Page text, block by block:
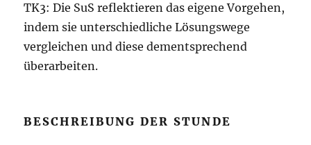
TK3: Die SuS reflektieren das eigene Vorgehen,
indem sie unterschiedliche Lösungswege
vergleichen und diese dementsprechend
überarbeiten.
BESCHREIBUNG DER STUNDE